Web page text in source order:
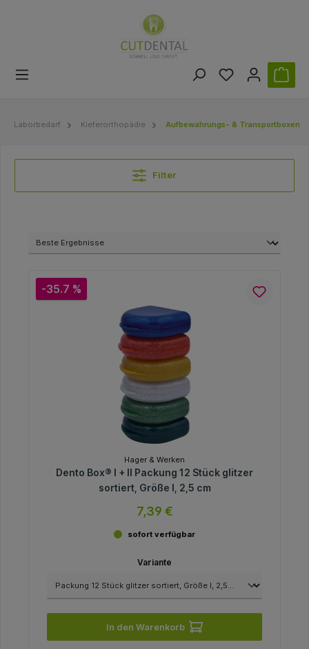
Laborbedarf Kieferorthopädie Aufbewahrungs- & Transportboxen
Filter
-35.7 %
Hager & Werken
Dento Box® I + II Packung 12 Stück glitzer
sortiert, Größe I, 2,5 cm
7,39 €
sofort verfügbar
Variante
In den Warenkorb